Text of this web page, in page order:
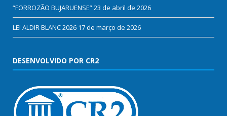
“FORROZÃO BUJARUENSE”23 de abril de 2026
LEI ALDIR BLANC 2026 17 de março de 2026
DESENVOLVIDO POR CR2